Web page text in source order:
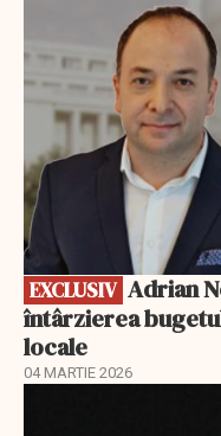
EXCLUSIV
întârzierea
locale
04 MARTIE 2026